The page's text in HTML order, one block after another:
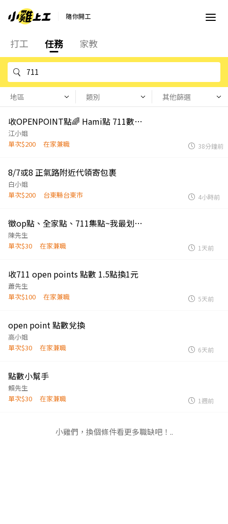
隨你開工
打工 任務 家教
地區 類別 其他篩選
收OPENPOINT點🌈 Hami點 711數位禮卷
江小姐
單次$200
在家兼職 38分鐘前
8/7或8 正氣路附近代領寄包裹
白小姐
單次$200
台東縣台東市 4小時前
徵op點、全家點、711集點~我最划算！
陳先生
單次$30
在家兼職 1天前
收711 open points 點數 1.5點換1元
蕭先生
單次$100
在家兼職 5天前
open point 點數兌換
高小姐
單次$30
在家兼職 6天前
點數小幫手
賴先生
單次$30
在家兼職 1週前
小雞們，換個條件看更多職缺吧！..